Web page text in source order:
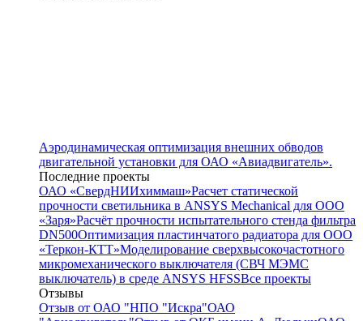
Аэродинамическая оптимизация внешних обводов
двигательной установки для ОАО «Авиадвигатель».
Последние проекты
ОАО «СвердНИИхиммаш»Расчет статической
прочности светильника в ANSYS Mechanical для ООО
«Заря»Расчёт прочности испытательного стенда фильтра
DN500Оптимизация пластинчатого радиатора для ООО
«Теркон-КТТ»Моделирование сверхвысокочастотного
микромеханического выключателя (СВЧ МЭМС
выключатель) в среде ANSYS HFSSВсе проекты
Отзывы
Отзыв от ОАО "НПО "Искра"ОАО